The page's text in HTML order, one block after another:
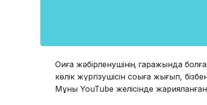
Оқиға жәбірленушінің гаражында
көлік жүргізушісін соққыға жығып,
Мұны YouTube желісінде